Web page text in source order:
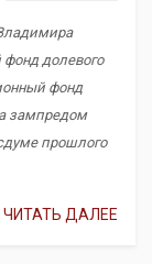
долевого
фонд
зампредом
прошлого
ЧИТАТЬ ДАЛЕЕ